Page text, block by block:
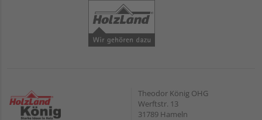
Theodor König OHG
Werftstr. 13
31789 Hameln